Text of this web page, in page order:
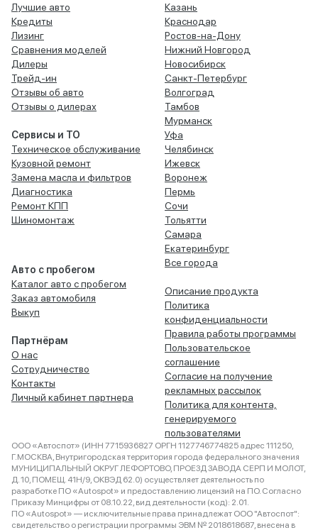
Лучшие авто
Кредиты
Лизинг
Сравнения моделей
Дилеры
Трейд-ин
Отзывы об авто
Отзывы о дилерах
Сервисы и ТО
Техническое обслуживание
Кузовной ремонт
Замена масла и фильтров
Диагностика
Ремонт КПП
Шиномонтаж
Авто с пробегом
Каталог авто с пробегом
Заказ автомобиля
Выкуп
Партнёрам
О нас
Сотрудничество
Контакты
Личный кабинет партнера
Казань
Краснодар
Ростов-на-Дону
Нижний Новгород
Новосибирск
Санкт-Петербург
Волгоград
Тамбов
Мурманск
Уфа
Челябинск
Ижевск
Воронеж
Пермь
Сочи
Тольятти
Самара
Екатеринбург
Все города
Описание продукта
Политика
конфиденциальности
Правила работы программы
Пользовательское
соглашение
Согласие на получение
рекламных рассылок
Политика для контента,
генерируемого
пользователями
ООО «Автоспот» (ИНН 7715936827 ОРГН 1127746774825 адрес 111250,
Г.МОСКВА, Внутригородская территория города федерального значения
МУНИЦИПАЛЬНЫЙ ОКРУГ ЛЕФОРТОВО, ПРОЕЗД ЗАВОДА СЕРП И МОЛОТ,
Д. 10, ПОМЕЩ. 41Н/9, ОКВЭД 62.0) осуществляет деятельность по
разработке ПО «Autospot» и предоставлению лицензий на ПО. Согласно
Приказу Минцифры от 08.10.22, вид деятельности (код): 2.01.
ПО «Autospot» — исключительные права принадлежат ООО "Автоспот":
свидетельство о регистрации программы ЭВМ № 2018618687, внесена в